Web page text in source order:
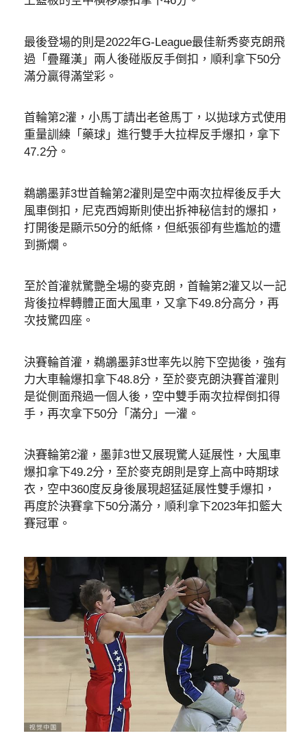
最後登場的則是2022年G-League最佳新秀麥克朗飛
過「疊羅漢」兩人後碰版反手倒扣，順利拿下50分
滿分贏得滿堂彩。
首輪第2灌，小馬丁請出老爸馬丁，以拋球方式使用
重量訓練「藥球」進行雙手大拉桿反手爆扣，拿下
47.2分。
鵜鶘墨菲3世首輪第2灌則是空中兩次拉桿後反手大
風車倒扣，尼克西姆斯則使出拆神秘信封的爆扣，
打開後是顯示50分的紙條，但紙張卻有些尷尬的遭
到撕爛。
至於首灌就驚艷全場的麥克朗，首輪第2灌又以一記
背後拉桿轉體正面大風車，又拿下49.8分高分，再
次技驚四座。
決賽輪首灌，鵜鶘墨菲3世率先以胯下空拋後，強有
力大車輪爆扣拿下48.8分，至於麥克朗決賽首灌則
是從側面飛過一個人後，空中雙手兩次拉桿倒扣得
手，再次拿下50分「滿分」一灌。
決賽輪第2灌，墨菲3世又展現驚人延展性，大風車
爆扣拿下49.2分，至於麥克朗則是穿上高中時期球
衣，空中360度反身後展現超猛延展性雙手爆扣，
再度於決賽拿下50分滿分，順利拿下2023年扣籃大
賽冠軍。